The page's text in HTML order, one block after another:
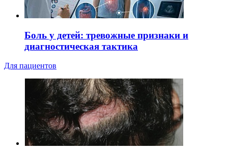
Боль у детей: тревожные признаки и
диагностическая тактика
Для пациентов